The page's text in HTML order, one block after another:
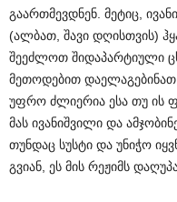
გაართმევდნენ. მეტიც,
(ალბათ, შავი დღისთვის)
შეეძლოთ შიდაპარტიული
მეთოდებით
უფრო ძლიერია ესა თუ ის
მას ივანიშვილი და
თუნდაც სუსტი და უნიჭო
გვიან, ეს მის რეჟიმს